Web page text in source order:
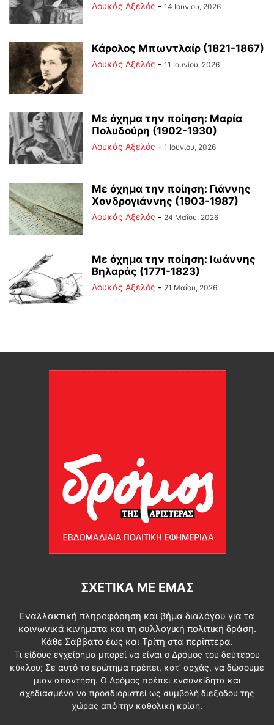
Λουκάς Αξελός - 14 Ιουνίου, 2026
Κάρολος Μπωντλαίρ (1821-1867)
Λουκάς Αξελός - 11 Ιουνίου, 2026
Με όχημα την ποίηση: Μαρία
Πολυδούρη (1902-1930)
Λουκάς Αξελός - 1 Ιουνίου, 2026
Με όχημα την ποίηση: Γιάννης
Χονδρογιάννης (1903-1987)
Λουκάς Αξελός - 24 Μαΐου, 2026
Με όχημα την ποίηση: Ιωάννης
Βηλαράς (1771-1823)
Λουκάς Αξελός - 21 Μαΐου, 2026
ΣΧΕΤΙΚΆ ΜΕ ΕΜΆΣ
Εναλλακτική πληροφόρηση και βήμα διαλόγου για τα
κοινωνικά κινήματα και τη συλλογική πολιτική δράση.
Κάθε Σάββατο έως και Τρίτη στα περίπτερα.
Τι είδους εγχείρημα μπορεί να είναι ο Δρόμος του δεύτερου
κύκλου; Σε αυτό το ερώτημα πρέπει, κατ’ αρχάς, να δώσουμε
μιαν απάντηση. Ο Δρόμος πρέπει ενσυνείδητα και
σχεδιασμένα να προσδιοριστεί ως συμβολή διεξόδου της
χώρας από την καθολική κρίση.